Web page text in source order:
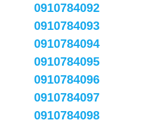
0910784092
0910784093
0910784094
0910784095
0910784096
0910784097
0910784098